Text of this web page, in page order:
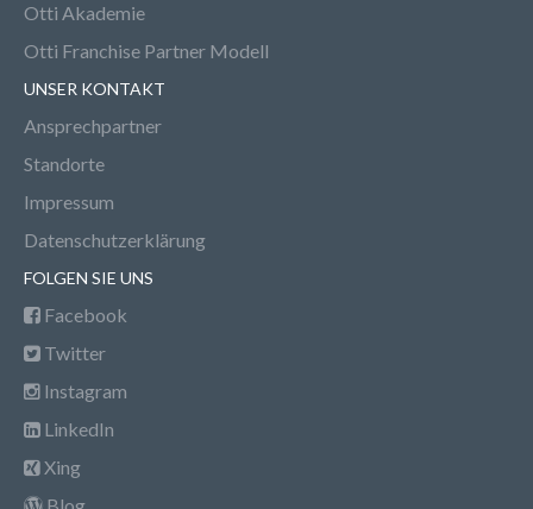
Otti Akademie
Otti Franchise Partner Modell
UNSER KONTAKT
Ansprechpartner
Standorte
Impressum
Datenschutzerklärung
FOLGEN SIE UNS
Facebook
Twitter
Instagram
LinkedIn
Xing